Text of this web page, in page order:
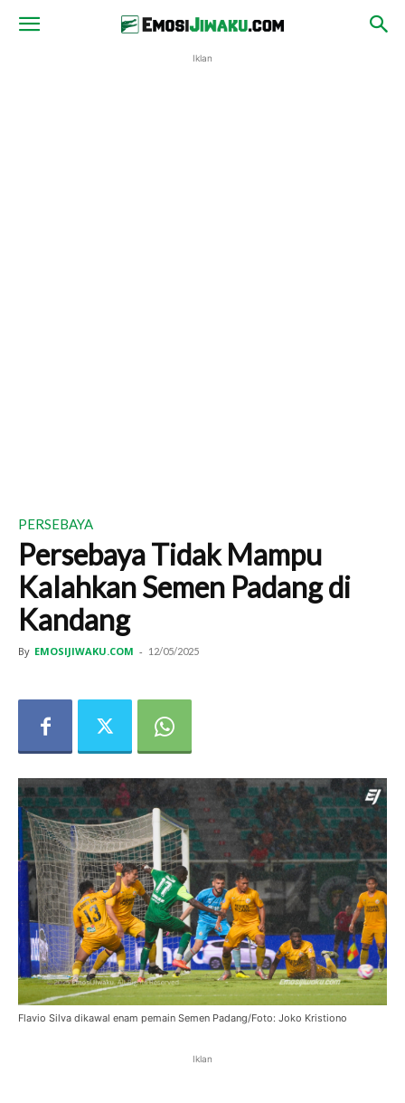
Iklan
PERSEBAYA
Persebaya Tidak Mampu
Kalahkan Semen Padang di
Kandang
By EMOSIJIWAKU.COM - 12/05/2025
Flavio Silva dikawal enam pemain Semen Padang/Foto: Joko Kristiono
Iklan